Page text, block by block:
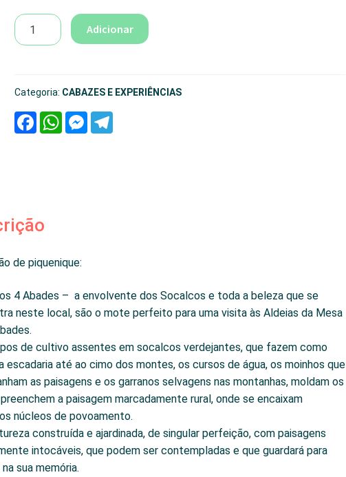
Quantidade
de
dos
Abades
Adicionar
Categoria: CABAZES E EXPERIÊNCIAS
F
W
M
de piquenique:
4 Abades – a envolvente dos Socalcos e toda a beleza que se
neste local, são o mote perfeito para uma visita às Aldeias da Mesa
de cultivo assentes em socalcos verdejantes, que fazem como
escadaria até ao cimo dos montes, os cursos de água, os moinhos que
as paisagens e os garranos selvagens nas montanhas, moldam os
a paisagem marcadamente rural, onde se encaixam
núcleos de povoamento.
construída e ajardinada, de singular perfeição, com paisagens
intocáveis, que podem ser contempladas e que guardará para
sua memória.